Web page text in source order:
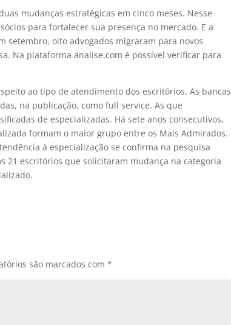
mudanças estratégicas em cinco meses. Nesse
para fortalecer sua presença no mercado. E a
setembro, oito advogados migraram para novos
Na plataforma analise.com é possível verificar para
ao tipo de atendimento dos escritórios. As bancas
na publicação, como full service. As que
de especializadas. Há sete anos consecutivos,
formam o maior grupo entre os Mais Admirados.
à especialização se confirma na pesquisa
21 escritórios que solicitaram mudança na categoria
são marcados com*